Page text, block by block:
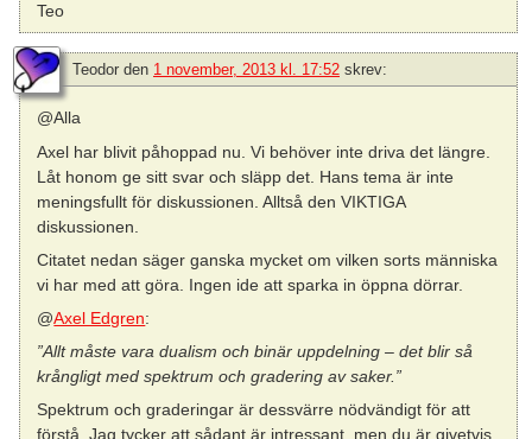
Teo
Teodor den 1 november, 2013 kl. 17:52 skrev:
@Alla
Axel har blivit påhoppad nu. Vi behöver inte driva det längre.
Låt honom ge sitt svar och släpp det. Hans tema är inte
meningsfullt för diskussionen. Alltså den VIKTIGA
diskussionen.
Citatet nedan säger ganska mycket om vilken sorts människa
vi har med att göra. Ingen ide att sparka in öppna dörrar.
@Axel Edgren:
”Allt måste vara dualism och binär uppdelning – det blir så
krångligt med spektrum och gradering av saker.”
Spektrum och graderingar är dessvärre nödvändigt för att
förstå. Jag tycker att sådant är intressant, men du är givetvis